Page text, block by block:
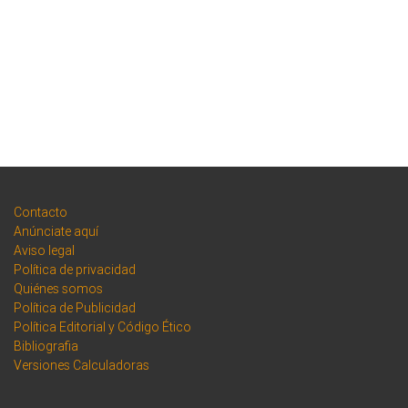
Contacto
Anúnciate aquí
Aviso legal
Política de privacidad
Quiénes somos
Política de Publicidad
Política Editorial y Código Ético
Bibliografia
Versiones Calculadoras